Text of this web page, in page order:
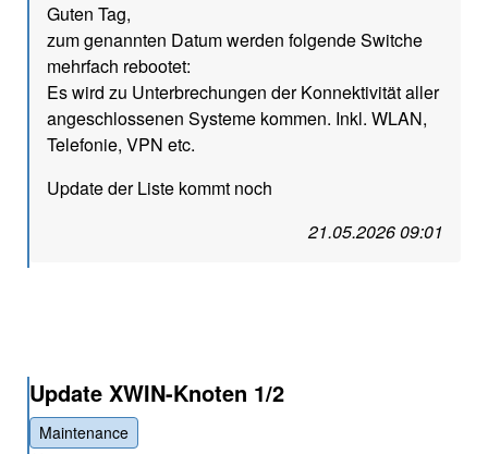
Guten Tag,
zum genannten Datum werden folgende Switche
mehrfach rebootet:
Es wird zu Unterbrechungen der Konnektivität aller
angeschlossenen Systeme kommen. Inkl. WLAN,
Telefonie, VPN etc.
Update der Liste kommt noch
21.05.2026 09:01
Update XWIN-Knoten 1/2
Maintenance